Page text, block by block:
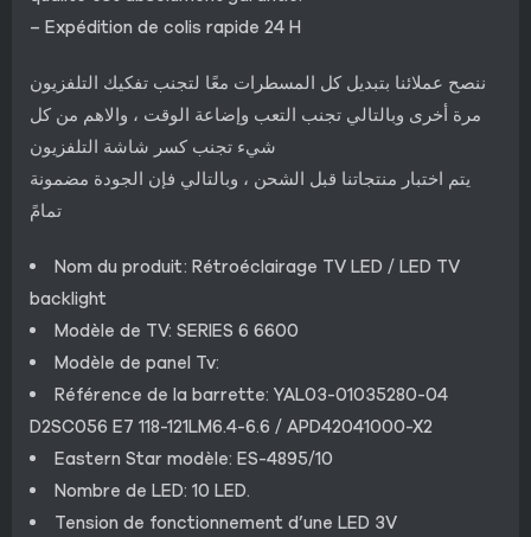
– Expédition de colis rapide 24 H
ننصح عملائنا بتبديل كل المسطرات معًا لتجنب تفكيك التلفزيون
مرة أخرى وبالتالي تجنب التعب وإضاعة الوقت ، والاهم من كل
شيء تجنب كسر شاشة التلفزيون
يتم اختبار منتجاتنا قبل الشحن ، وبالتالي فإن الجودة مضمونة
تمامً
Nom du produit: Rétroéclairage TV LED / LED TV
backlight
Modèle de TV: SERIES 6 6600
Modèle de panel Tv:
Référence de la barrette: YAL03-01035280-04
D2SC056 E7 118-121LM6.4-6.6 / APD42041000-X2
Eastern Star modèle: ES-4895/10
Nombre de LED: 10 LED.
Tension de fonctionnement d’une LED 3V